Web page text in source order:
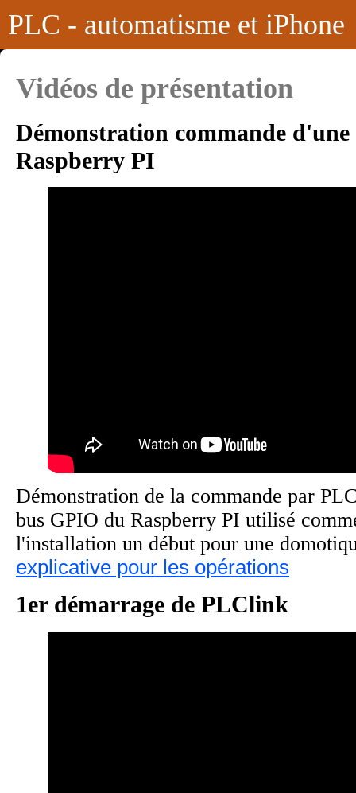
PLC - automatisme et iPhone
Vidéos de présentation
Démonstration commande
Raspberry PI
Démonstration de la commande par
bus GPIO du Raspberry PI utilisé
l'installation un début pour une
explicative pour les opérations
1er démarrage de PLClink